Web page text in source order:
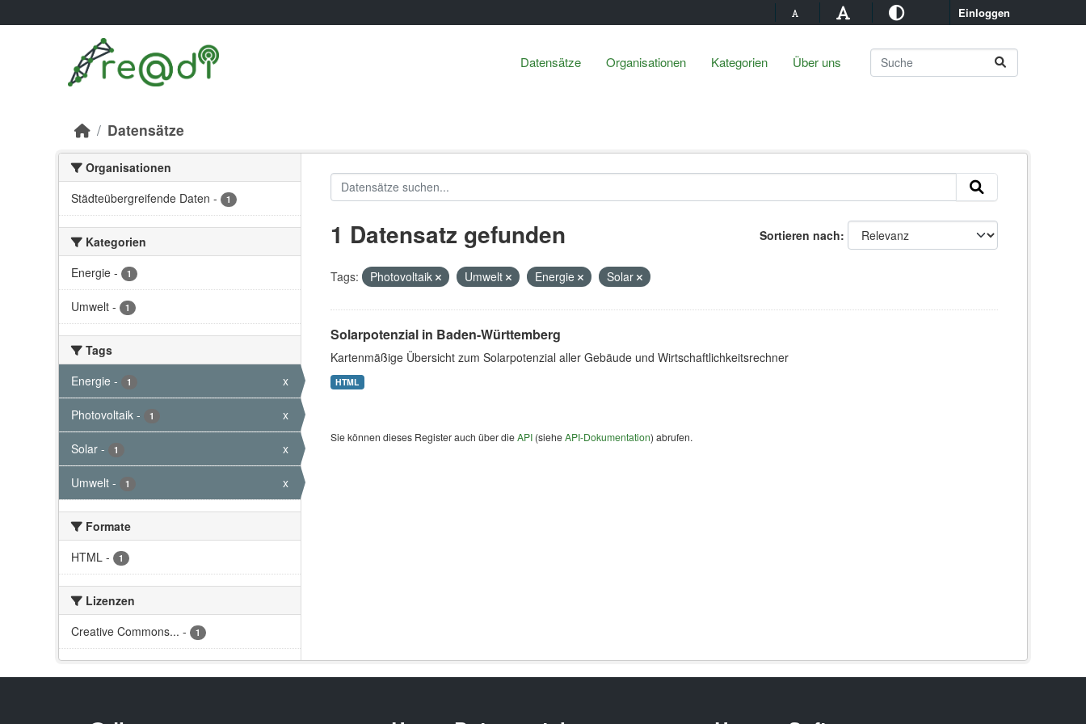
Einloggen
Datensätze Organisationen Kategorien Über uns
Datensätze
Organisationen
Städteübergreifende Daten - 1
Kategorien
Energie - 1
Umwelt - 1
Tags
Energie - 1 x
Photovoltaik - 1 x
Solar - 1 x
Umwelt - 1 x
Formate
HTML - 1
Lizenzen
Creative Commons... - 1
Sortieren nach
1 Datensatz gefunden
Tags: Photovoltaik Umwelt Energie Solar
Solarpotenzial in Baden-Württemberg
Kartenmäßige Übersicht zum Solarpotenzial aller Gebäude und Wirtschaftlichkeitsrechner
HTML
Sie können dieses Register auch über dieAPI(sieheAPI-Dokumentation) abrufen.